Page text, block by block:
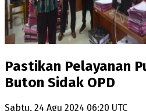
Pastikan Pelayanan
Buton Sidak OPD
Sabtu, 24 Agu 2024 06:20 UTC